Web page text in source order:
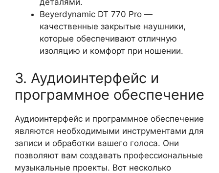
деталями.
Beyerdynamic DT 770 Pro —
качественные закрытые наушники,
которые обеспечивают отличную
изоляцию и комфорт при ношении.
3. Аудиоинтерфейс и
программное обеспечение
Аудиоинтерфейс и программное обеспечение
являются необходимыми инструментами для
записи и обработки вашего голоса. Они
позволяют вам создавать профессиональные
музыкальные проекты. Вот несколько